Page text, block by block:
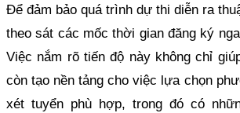
Để đảm bảo quá trình dự thi diễn ra
theo sát các mốc thời gian đăng ký
Việc nắm rõ tiến độ này không chỉ
còn tạo nền tảng cho việc lựa chọn
xét tuyển phù hợp, trong đó có